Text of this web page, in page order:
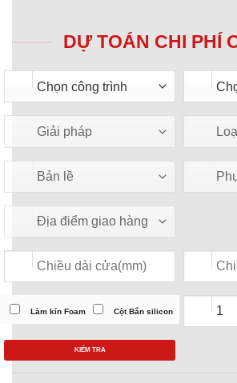
DỰ TOÁN CHI PHÍ
Làm kín Foam Cột Bắn silicon
KIỂM TRA